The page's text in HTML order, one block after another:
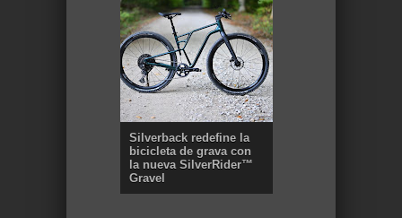
Silverback redefine la
bicicleta de grava con
la nueva SilverRider™
Gravel